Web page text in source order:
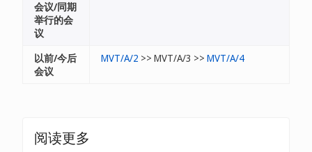
会议/同期
举行的会
议
以前/今后
会议
MVT/A/2 >> MVT/A/3 >> MVT/A/4
阅读更多